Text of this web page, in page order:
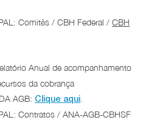
Comitês / CBH Federal / CBH
Anual de acompanhamento
da cobrança
AGB: Clique aqui
Contratos / ANA-AGB-CBHSF